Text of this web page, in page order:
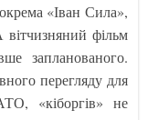
«Іван Сила»,
фільм
запланованого.
перегляду для
«кіборгів» не